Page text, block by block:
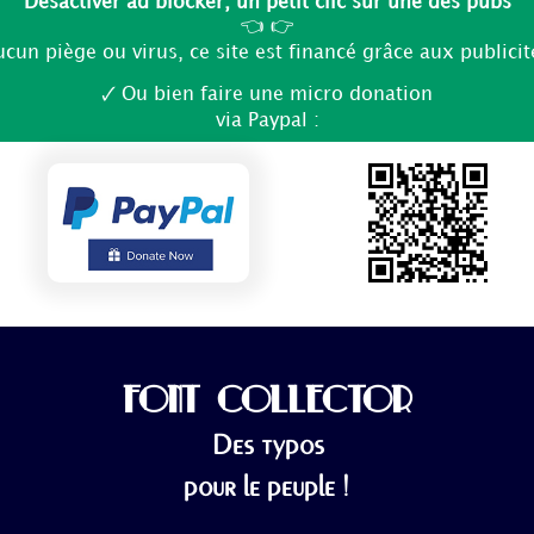
👈 👉
piège ou virus, ce site est financé grâce aux
🗸 Ou bien faire une micro donation
via Paypal :
FONT COLLECTOR
Des typos
pour le peuple !